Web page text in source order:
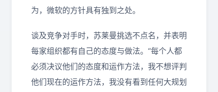
为，微软的方针具有独到之处。
谈及竞争对手时，苏莱曼挑选不点名，并表明
每家组织都有自己的态度与做法。“每个人都
必须决议他们的态度和运作方法，我不想评判
他们现在的运作方法，我没有看到任何大规划